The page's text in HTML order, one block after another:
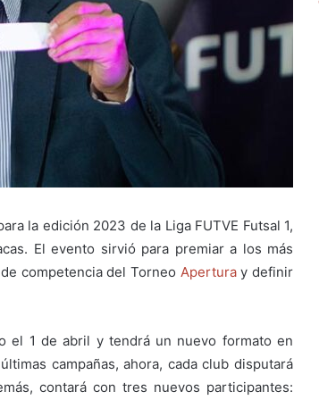
la edición 2023 de la Liga FUTVE Futsal 1,
El evento sirvió para premiar a los más
competencia del Torneo Aperturay definir
el 1 de abril y tendrá un nuevo formato en
campañas, ahora, cada club disputará
contará con tres nuevos participantes: